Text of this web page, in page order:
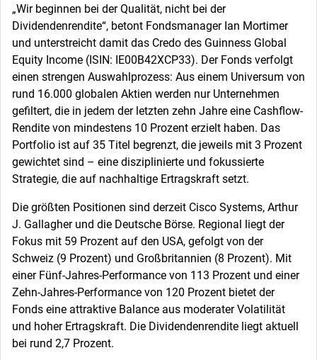
„Wir beginnen bei der Qualität, nicht bei der
Dividendenrendite“, betont Fondsmanager Ian Mortimer
und unterstreicht damit das Credo des Guinness Global
Equity Income (ISIN: IE00B42XCP33). Der Fonds verfolgt
einen strengen Auswahlprozess: Aus einem Universum von
rund 16.000 globalen Aktien werden nur Unternehmen
gefiltert, die in jedem der letzten zehn Jahre eine Cashflow-
Rendite von mindestens 10 Prozent erzielt haben. Das
Portfolio ist auf 35 Titel begrenzt, die jeweils mit 3 Prozent
gewichtet sind – eine disziplinierte und fokussierte
Strategie, die auf nachhaltige Ertragskraft setzt.
Die größten Positionen sind derzeit Cisco Systems, Arthur
J. Gallagher und die Deutsche Börse. Regional liegt der
Fokus mit 59 Prozent auf den USA, gefolgt von der
Schweiz (9 Prozent) und Großbritannien (8 Prozent). Mit
einer Fünf-Jahres-Performance von 113 Prozent und einer
Zehn-Jahres-Performance von 120 Prozent bietet der
Fonds eine attraktive Balance aus moderater Volatilität
und hoher Ertragskraft. Die Dividendenrendite liegt aktuell
bei rund 2,7 Prozent.